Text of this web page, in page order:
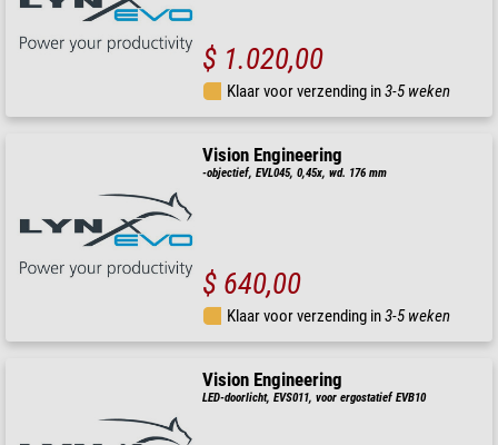
$ 1.020,00
Klaar voor verzending in3-5 weken
Vision Engineering
-objectief, EVL045, 0,45x, wd. 176 mm
$ 640,00
Klaar voor verzending in3-5 weken
Vision Engineering
LED-doorlicht, EVS011, voor ergostatief EVB10